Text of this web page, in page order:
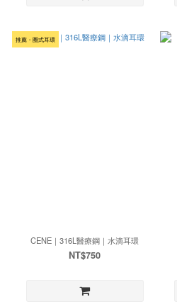
推薦・圈式耳環
CENE｜316L醫療鋼｜水滴耳環
NT$750